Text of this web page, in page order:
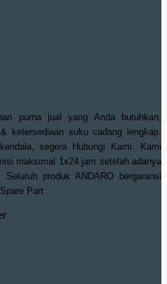
purna jual yang Anda butuhkan,
ketersediaan suku cadang lengkap.
segera Hubungi Kami. Kami
maksimal 1x24 jam setelah adanya
produk ANDARO bergaransi
Part.